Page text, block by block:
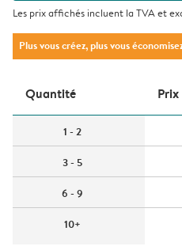
Les prix affichés incluent la TVA et
Plus vous créez, plus vous
Quantité
1 - 2
3 - 5
6 - 9
10+